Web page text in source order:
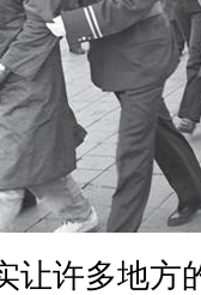
让许多地方